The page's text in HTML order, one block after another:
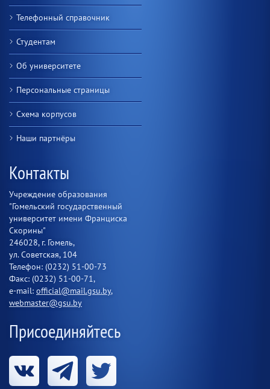
Телефонный справочник
Студентам
Об университете
Персональные страницы
Схема корпусов
Наши партнёры
Контакты
Учреждение образования
"Гомельский государственный
университет имени Франциска
Скорины"
246028, г. Гомель,
ул. Советская, 104
Телефон: (0232) 51-00-73
Факс: (0232) 51-00-71,
e-mail: official@mail.gsu.by,
webmaster@gsu.by
Присоединяйтесь